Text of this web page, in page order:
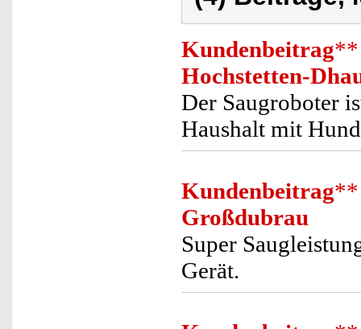
Kundenbeitrag**
Hochstetten-
Der Saugroboter
Haushalt mit
Kundenbeitrag**
Großdubrau
Super
Gerät.